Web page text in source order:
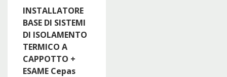
INSTALLATORE
BASE DI SISTEMI
DI ISOLAMENTO
TERMICO A
CAPPOTTO +
ESAME Cepas